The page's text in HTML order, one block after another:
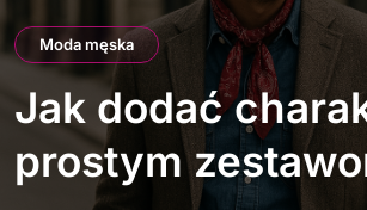
Moda męska
Jak dodać
prostym